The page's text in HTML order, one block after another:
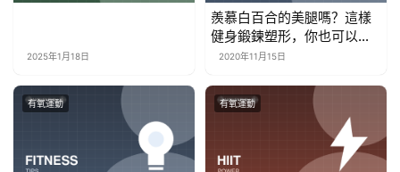
2025年1月18日
羨慕白百合的美腿嗎？這樣
健身鍛鍊塑形，你也可以有
纖細美腿
2020年11月15日
有氧運動 有氧運動